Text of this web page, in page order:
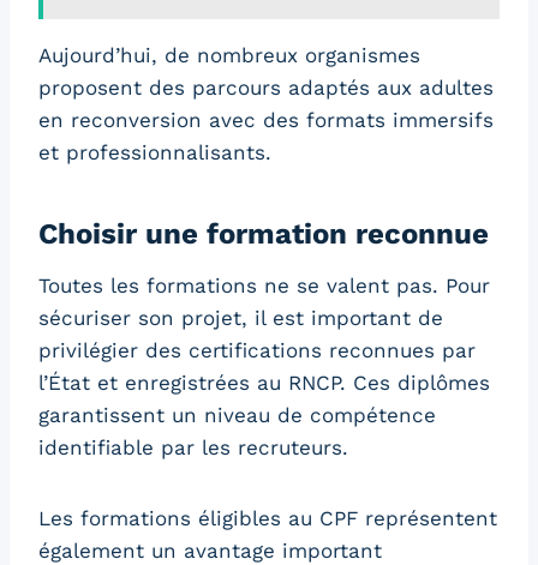
Aujourd’hui, de nombreux organismes
proposent des parcours adaptés aux adultes
en reconversion avec des formats immersifs
et professionnalisants.
Choisir une formation reconnue
Toutes les formations ne se valent pas. Pour
sécuriser son projet, il est important de
privilégier des certifications reconnues par
l’État et enregistrées au RNCP. Ces diplômes
garantissent un niveau de compétence
identifiable par les recruteurs.
Les formations éligibles au CPF représentent
également un avantage important